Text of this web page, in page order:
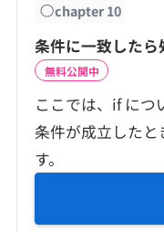
chapter10
条件に一致したら
無料公開中
ここでは、if につ
条件が成立した
す。